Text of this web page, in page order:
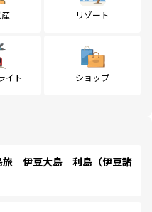
リゾート
イト ショップ
伊豆大島 利島（伊豆諸